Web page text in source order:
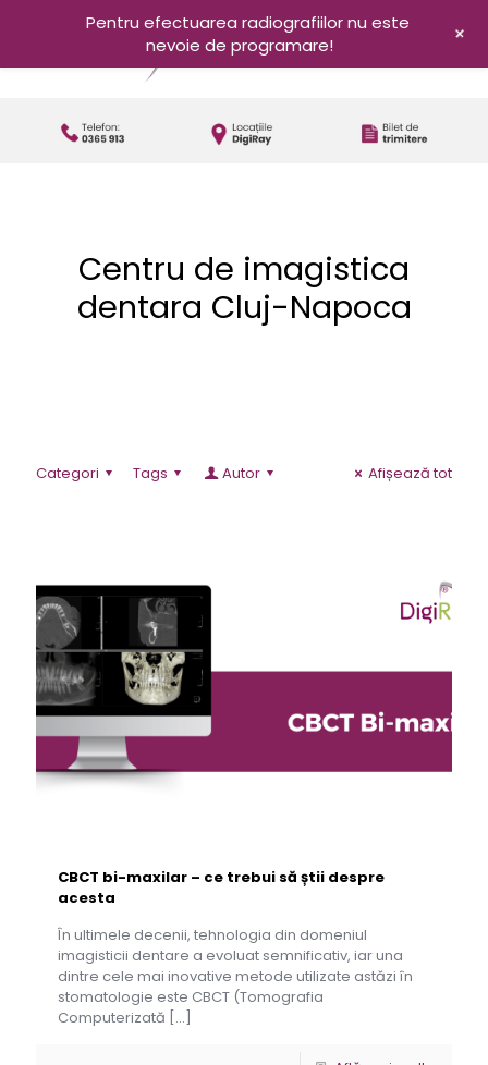
Centru de imagistica
dentara Cluj-Napoca
Categori Tags Autor Afișează tot
CBCT bi-maxilar – ce trebui să știi despre
acesta
În ultimele decenii, tehnologia din domeniul
imagisticii dentare a evoluat semnificativ, iar una
dintre cele mai inovative metode utilizate astăzi în
stomatologie este CBCT (Tomografia
Computerizată […]
Pentru efectuarea radiografiilor nu este
nevoie de programare!
+